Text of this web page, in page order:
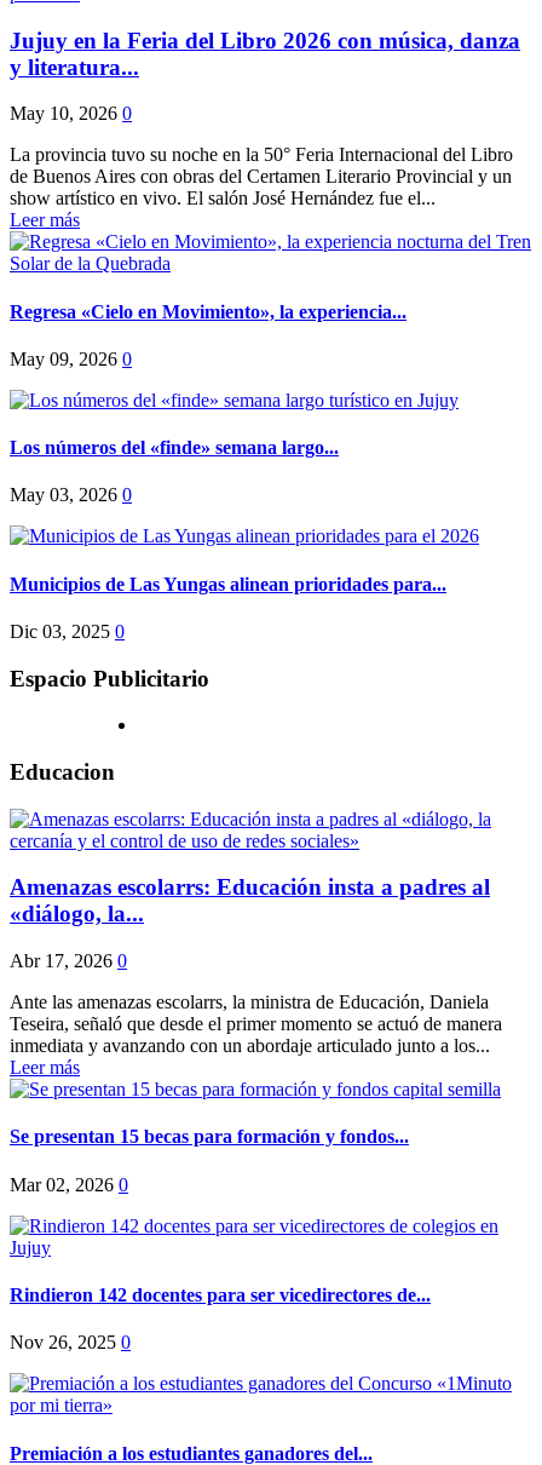
Jujuy en la Feria del Libro 2026 con música, danza
y literatura...
May 10, 2026 0
La provincia tuvo su noche en la 50° Feria Internacional del Libro
de Buenos Aires con obras del Certamen Literario Provincial y un
show artístico en vivo. El salón José Hernández fue el...
Leer más
Regresa «Cielo en Movimiento», la experiencia...
May 09, 2026 0
Los números del «finde» semana largo...
May 03, 2026 0
Municipios de Las Yungas alinean prioridades para...
Dic 03, 2025 0
Espacio Publicitario
Educacion
Amenazas escolarrs: Educación insta a padres al
«diálogo, la...
Abr 17, 2026 0
Ante las amenazas escolarrs, la ministra de Educación, Daniela
Teseira, señaló que desde el primer momento se actuó de manera
inmediata y avanzando con un abordaje articulado junto a los...
Leer más
Se presentan 15 becas para formación y fondos...
Mar 02, 2026 0
Rindieron 142 docentes para ser vicedirectores de...
Nov 26, 2025 0
Premiación a los estudiantes ganadores del...